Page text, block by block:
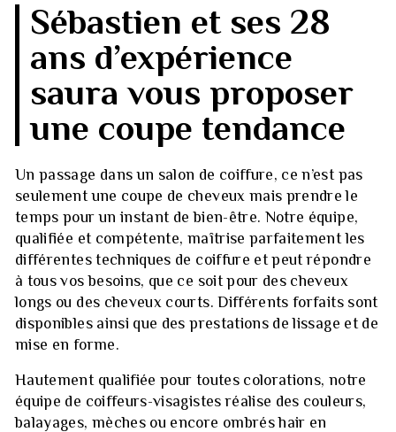
Sébastien et ses 28
ans d’expérience
saura vous proposer
une coupe tendance
Un passage dans un salon de coiffure, ce n’est pas
seulement une coupe de cheveux mais prendre le
temps pour un instant de bien-être. Notre équipe,
qualifiée et compétente, maîtrise parfaitement les
différentes techniques de coiffure et peut répondre
à tous vos besoins, que ce soit pour des cheveux
longs ou des cheveux courts. Différents forfaits sont
disponibles ainsi que des prestations de lissage et de
mise en forme.
Hautement qualifiée pour toutes colorations, notre
équipe de coiffeurs-visagistes réalise des couleurs,
balayages, mèches ou encore ombrés hair en